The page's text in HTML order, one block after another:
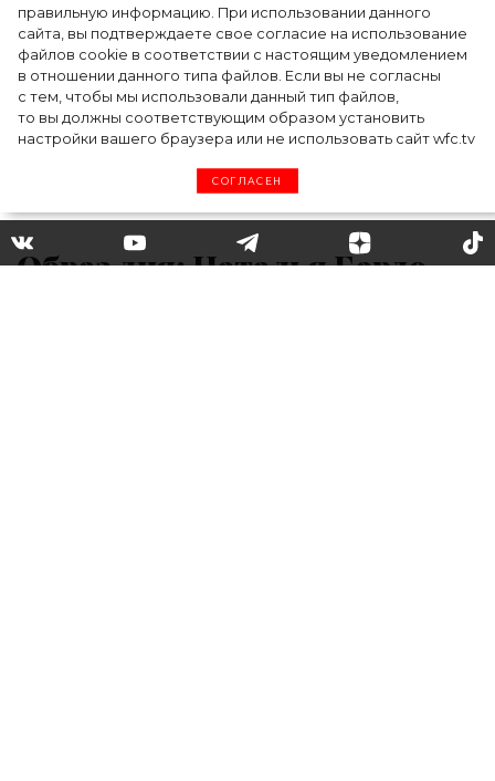
правильную информацию. При использовании данного
сайта, вы подтверждаете свое согласие на использование
файлов cookie в соответствии с настоящим уведомлением
в отношении данного типа файлов. Если вы не согласны
с тем, чтобы мы использовали данный тип файлов,
то вы должны соответствующим образом установить
настройки вашего браузера или не использовать сайт wfc.tv
СОГЛАСЕН
дизайнера
Образ дня: Наталья Бардо